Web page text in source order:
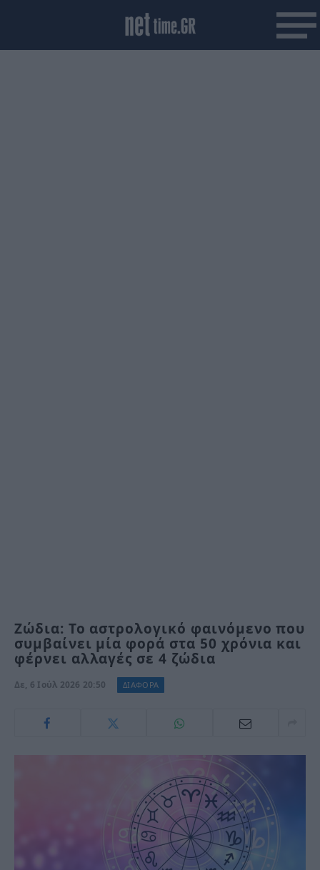
Ζώδια: Το αστρολογικό φαινόμενο που
συμβαίνει μία φορά στα 50 χρόνια και
φέρνει αλλαγές σε 4 ζώδια
Δε, 6 Ιούλ 2026 20:50 ΔΙΑΦΟΡΑ